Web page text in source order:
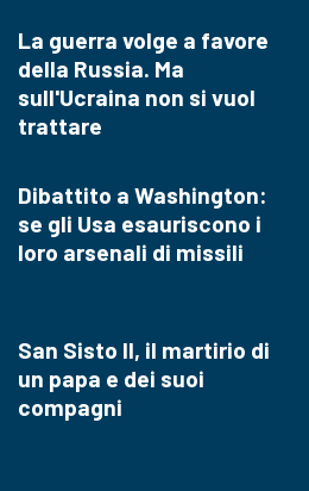
La guerra volge a favore
della Russia. Ma
sull'Ucraina non si vuol
trattare
Dibattito a Washington:
se gli Usa esauriscono i
loro arsenali di missili
San Sisto II, il martirio di
un papa e dei suoi
compagni